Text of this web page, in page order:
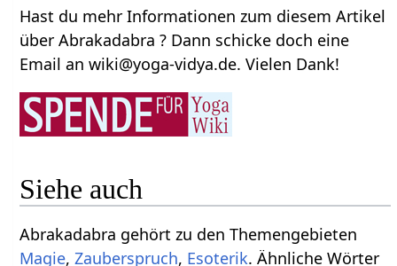
Hast du mehr Informationen zum diesem Artikel
über Abrakadabra ? Dann schicke doch eine
Email an wiki@yoga-vidya.de. Vielen Dank!
Siehe auch
Abrakadabra gehört zu den Themengebieten
Magie,Zauberspruch, Esoterik. Ähnliche Wörter